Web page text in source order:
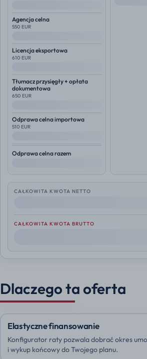
Agencja celna
550 EUR
Licencja eksportowa
610 EUR
Tłumacz przysięgły + opłata
dokumentowa
650 EUR
Odprawa celna importowa
510 EUR
Odprawa celna razem
CAŁKOWITA KWOTA NETTO
CAŁKOWITA KWOTA BRUTTO
Dlaczego ta oferta
Elastyczne finansowanie
Konfigurator raty pozwala dobrać okres
i wykup końcowy do Twojego planu.